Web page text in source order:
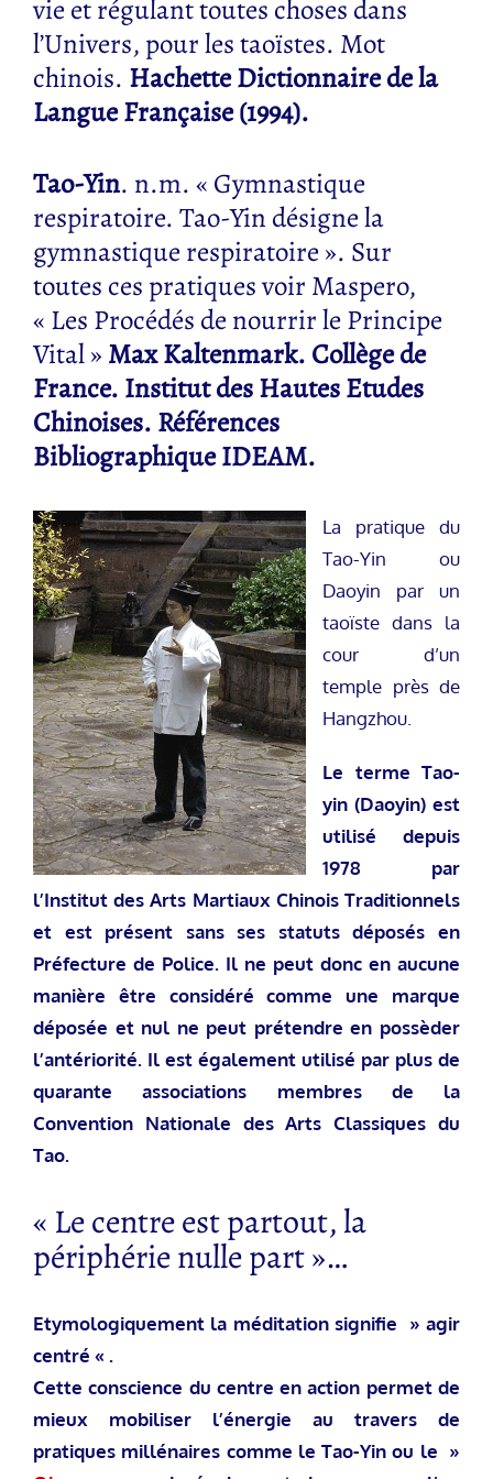
vie et régulant toutes choses dans
l’Univers, pour les taoïstes. Mot
chinois. Hachette Dictionnaire de la
Langue Française (1994).
Tao-Yin. n.m. « Gymnastique
respiratoire. Tao-Yin désigne la
gymnastique respiratoire ». Sur
toutes ces pratiques voir Maspero,
« Les Procédés de nourrir le Principe
Vital » Max Kaltenmark. Collège de
France. Institut des Hautes Etudes
Chinoises. Références
Bibliographique IDEAM.
La pratique du
Tao-Yin ou
Daoyin par un
taoïste dans la
cour d’un
temple près de
Hangzhou.
Le terme Tao-
yin (Daoyin) est
utilisé depuis
1978 par
l’Institut des Arts Martiaux Chinois Traditionnels
et est présent sans ses statuts déposés en
Préfecture de Police. Il ne peut donc en aucune
manière être considéré comme une marque
déposée et nul ne peut prétendre en possèder
l’antériorité. Il est également utilisé par plus de
quarante associations membres de la
Convention Nationale des Arts Classiques du
Tao.
« Le centre est partout, la
périphérie nulle part »…
Etymologiquement la méditation signifie » agir
centré « .
Cette conscience du centre en action permet de
mieux mobiliser l’énergie au travers de
pratiques millénaires comme le Tao-Yin ou le »